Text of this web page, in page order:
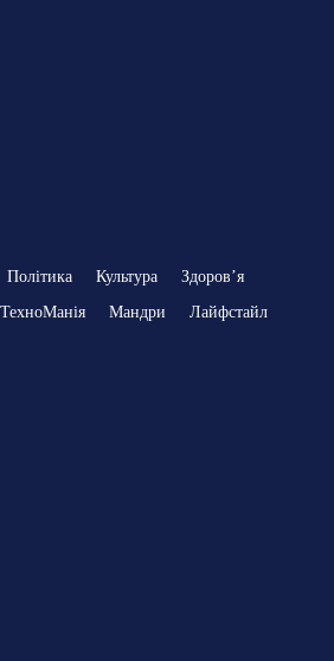
Політика Культура
Здоровʼя
ТехноМанія Мандри
Лайфстайл